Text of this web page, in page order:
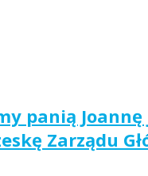
panią Joannę
Zarządu